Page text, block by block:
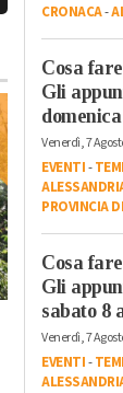
Giovedì, 6
Cronaca-
Mezzo
CRONACA-
Cosa
Gli
Venerdì, 7
EVENTI-
PROVINCIA
Cosa
Gli
sabato 8
Venerdì, 7
EVENTI-